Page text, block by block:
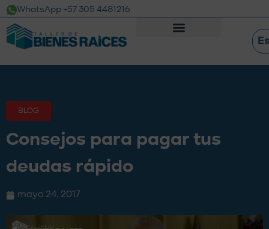
WhatsApp +57 305 4481216
BLOG
Consejos para pagar tus
deudas rápido
mayo 24, 2017